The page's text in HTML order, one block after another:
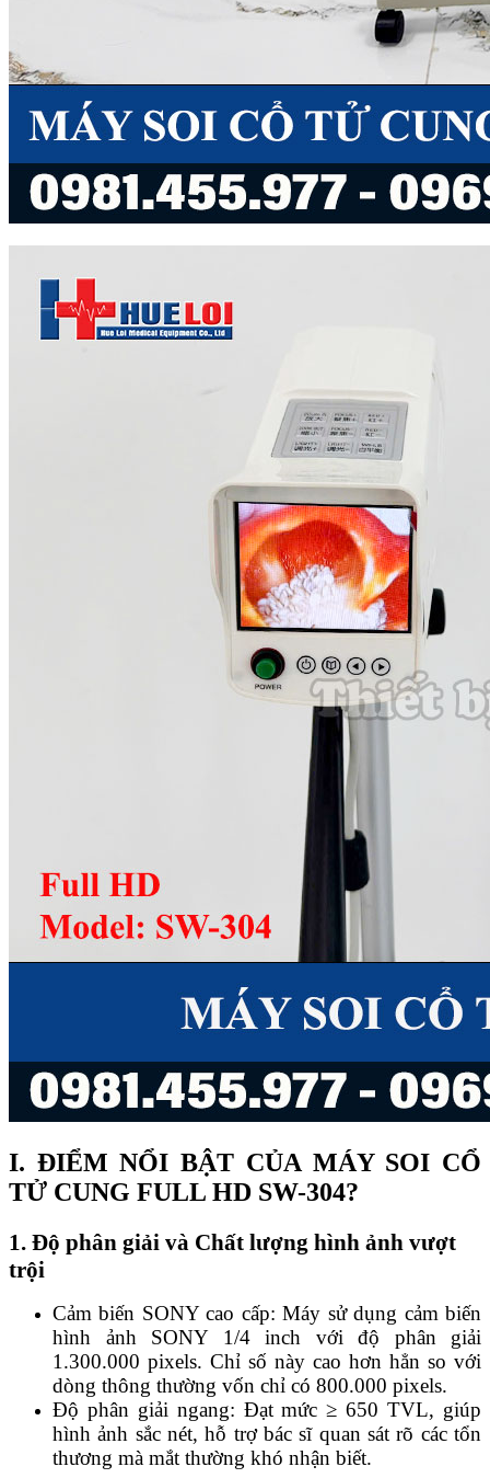
I. ĐIỂM NỔI BẬT CỦA MÁY SOI CỔ
TỬ CUNG FULL HD SW-304?
1. Độ phân giải và Chất lượng hình ảnh vượt
trội
Cảm biến SONY cao cấp: Máy sử dụng cảm biến
hình ảnh SONY 1/4 inch với độ phân giải
1.300.000 pixels. Chỉ số này cao hơn hẳn so với
dòng thông thường vốn chỉ có 800.000 pixels.
Độ phân giải ngang: Đạt mức ≥ 650 TVL, giúp
hình ảnh sắc nét, hỗ trợ bác sĩ quan sát rõ các tổn
thương mà mắt thường khó nhận biết.